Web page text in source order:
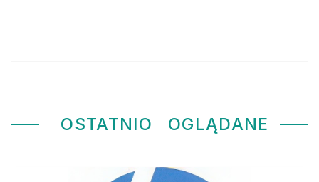
OSTATNIO OGLĄDANE